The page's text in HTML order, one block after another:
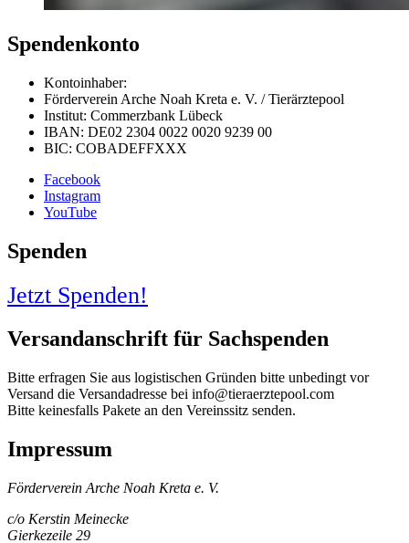
Spendenkonto
Kontoinhaber:
Förderverein Arche Noah Kreta e. V. / Tierärztepool
Institut: Commerzbank Lübeck
IBAN: DE02 2304 0022 0020 9239 00
BIC: COBADEFFXXX
Facebook
Instagram
YouTube
Spenden
Jetzt Spenden!
Versandanschrift für Sachspenden
Bitte erfragen Sie aus logistischen Gründen bitte unbedingt vor
Versand die Versandadresse bei info@tieraerztepool.com
Bitte keinesfalls Pakete an den Vereinssitz senden.
Impressum
Förderverein Arche Noah Kreta e. V.
c/o Kerstin Meinecke
Gierkezeile 29